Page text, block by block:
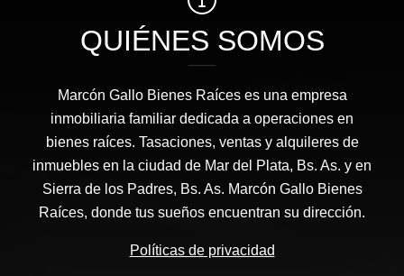
QUIÉNES SOMOS
Marcón Gallo Bienes Raíces es una empresa
inmobiliaria familiar dedicada a operaciones en
bienes raíces. Tasaciones, ventas y alquileres de
inmuebles en la ciudad de Mar del Plata, Bs. As. y en
Sierra de los Padres, Bs. As. Marcón Gallo Bienes
Raíces, donde tus sueños encuentran su dirección.
Políticas de privacidad